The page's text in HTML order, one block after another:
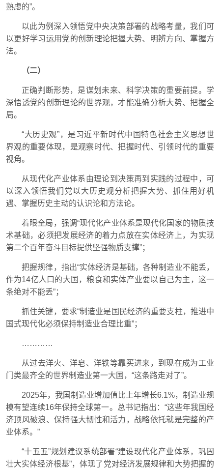
熟虑的”。
以此为例深入领悟党中央决策部署的战略考量，我们可
以更好学习运用党的创新理论把握大势、明辨方向、掌握方
法。
（二）
正确判断形势，是谋划未来、科学决策的重要前提。学
深悟透党的创新理论的世界观，才能准确分析大势、把握全
局。
“大历史观”，是习近平新时代中国特色社会主义思想世
界观的重要体现，是观察时代、把握时代、引领时代的重要
视角。
从现代化产业体系由理论到决策再到实践的过程中，可
以深入领悟我们党以大历史观分析把握大势、抓住用好机
遇、掌握历史主动的认识论和方法论。
着眼全局，强调“现代化产业体系是现代化国家的物质技
术基础，必须把发展经济的着力点放在实体经济上，为实现
第二个百年奋斗目标提供坚强物质支撑”；
把握规律，指出“实体经济是基础，各种制造业不能丢，
作为14亿人口的大国，粮食和实体产业要以自己为主，这一
条绝对不能丢”；
抓住关键，要求“制造业是国民经济的重要支柱，推进中
国式现代化必须保持制造业合理比重”；
…………
从过去洋火、洋皂、洋铁等靠买进来，到现在成为工业
门类最齐全的世界制造业第一大国，“这条路走对了”。
2025年，我国制造业增加值比上年增长6.1%，制造业规
模有望连续16年保持全球第一。总书记指出：“这些年我国经
济顶风破浪、保持强大韧性和活力，战略依托就是完整的产
业体系。”
“十五五”规划建议系统部署“建设现代化产业体系，巩固
壮大实体经济根基”，体现了党对经济发展规律和大势把握的